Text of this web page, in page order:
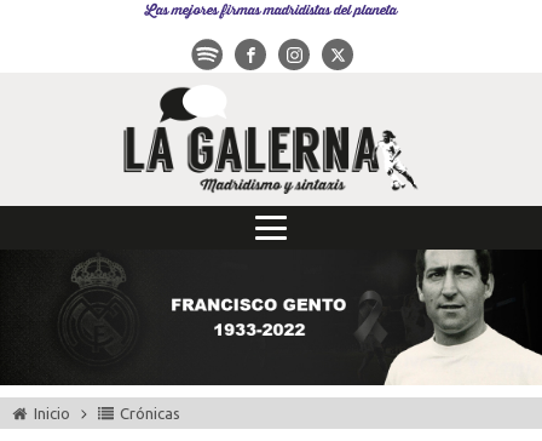
Las mejores firmas madridistas del planeta
Inicio Crónicas